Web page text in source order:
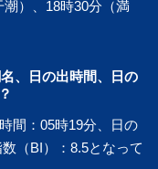
）、18時30分（満
、日の出時間、日の
間：05時19分、日の
（BI）：8.5となって